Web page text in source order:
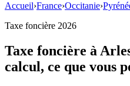
Accueil›France›Occitanie›
Taxe foncière 2026
Taxe foncière à
calcul, ce que vous